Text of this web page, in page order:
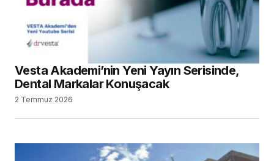
Vesta Akademi’nin Yeni Yayın Serisinde,
Dental Markalar Konuşacak
2 Temmuz 2026